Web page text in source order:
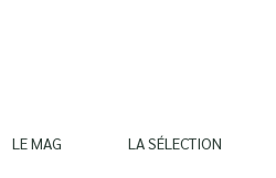
LE MAG LA SÉLECTION